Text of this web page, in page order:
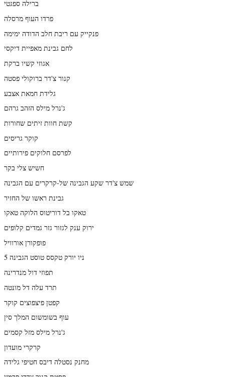
ברילה ספגטי
פרדו העוף מרסלה
פנקייק עם ריבת חלב הדודה ימימה
לחם גבינת מאפיית דיקסי
אגוזי קשיו ברקת
קנור צ'דר ברוקולי פסטה
גלידת חמאת אצבע
ג'נרל מילס הזהב גרהם
קשת חוות זיתים שחורות
קוקר גריסים
לפרסם חלוקים פירותיים
חשיש צלי בקר
שמש צ'דר שקע הגבינה של-קרקרים עם הגבינה
גבינת ראשו של החזיר
טאקו בל דוריטוס הלוקה טאקו
ירוק ענק לגזור גזר גמדים קלופים
פופקורן אורוויל
ניו יורק טקסס טוסט הגבינה 5
תפוזי דול מנדרינה
תרד עלה דל מונטה
קפטן פיצפוצים קוקר
עוף בשומשום המלך סין
ג'נרל מילס מזל קסמים
קרקרי מועדון
מחנק נסטלה דיבס חטיפי גלידה